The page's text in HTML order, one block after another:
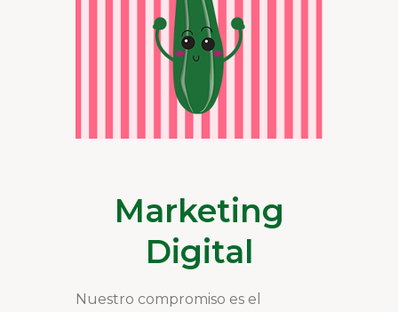
Marketing
Digital
Nuestro compromiso es el